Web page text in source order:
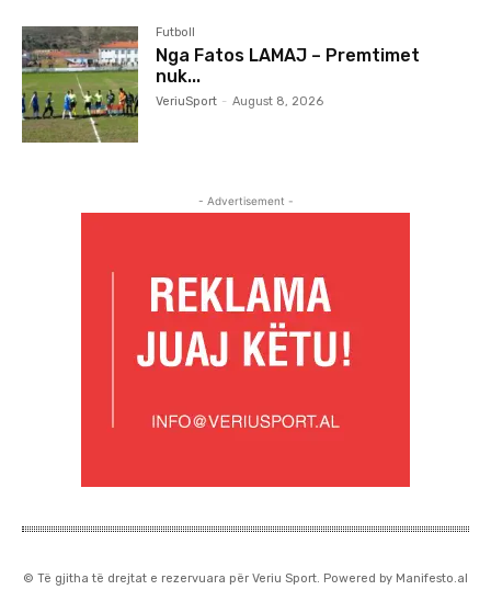
Futboll
Nga Fatos LAMAJ – Premtimet
nuk...
VeriuSport - August 8, 2026
- Advertisement -
© Të gjitha të drejtat e rezervuara për Veriu Sport. Powered by Manifesto.al